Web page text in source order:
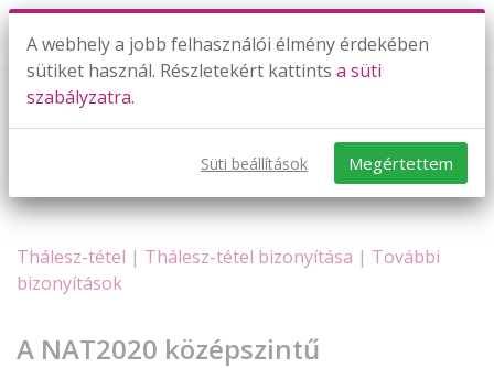
Thálesz-tétel bizonyítása
Dancsó Imre
​​​​​​​Thálesz-tétel | Thálesz-tétel bizonyítása | További
bizonyítások
A NAT2020 középszintű
A webhely a jobb felhasználói élmény érdekében
sütiket használ. Részletekért kattints a süti
szabályzatra.
Süti beállítások Megértettem